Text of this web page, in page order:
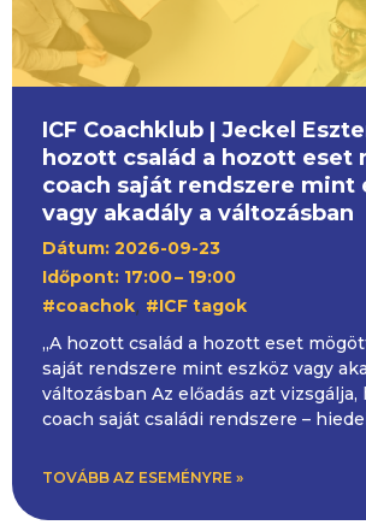
ICF Coachklub | Jeckel
hozott család a hozott eset
coach saját rendszere mint
vagy akadály a változásban
Dátum: 2026-09-23
Időpont: 17:00– 19:00
#coachok, #ICF tagok
„A hozott család a hozott eset
saját rendszere mint eszköz vagy
változásban Az előadás azt vizsgálja,
coach saját családi rendszere –
TOVÁBB AZ ESEMÉNYRE »